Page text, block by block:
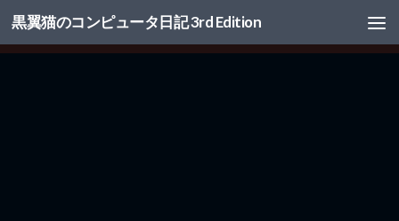
コンテンツへスキップ
黒翼猫のコンピュータ日記 3rd Edition